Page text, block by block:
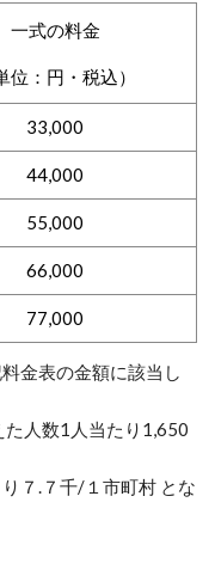
一式の料金
位：円・税込）
33,000
44,000
55,000
66,000
77,000
金表の金額に該当し
人数1人当たり1,650
７.７千/１市町村 とな